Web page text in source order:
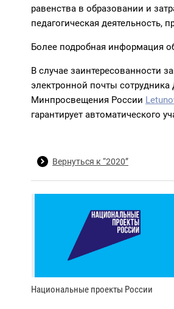
равенства в образовании и
педагогическая
Более подробная информация
В случае заинтересованности
электронной почты
Минпросвещения России
гарантирует автоматического
Вернуться к “2020”
Национальные проекты России